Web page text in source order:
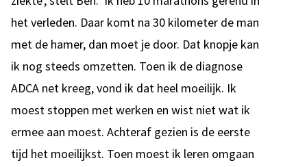
het verleden. Daar komt na 30 kilometer de man
met de hamer, dan moet je door. Dat knopje kan
ik nog steeds omzetten. Toen ik de diagnose
ADCA net kreeg, vond ik dat heel moeilijk. Ik
moest stoppen met werken en wist niet wat ik
ermee aan moest. Achteraf gezien is de eerste
tijd het moeilijkst. Toen moest ik leren omgaan